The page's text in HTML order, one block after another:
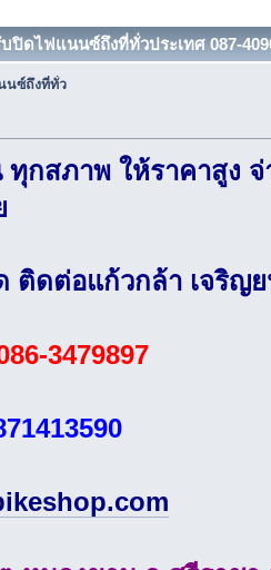
ดไฟแนนซ์ถึงที่ทั่วประเทศ 087-
นซ์ถึงที่ทั่ว
กสภาพ ให้ราคาสูง
ติดต่อแก้วกล้า เจริญ
3479897